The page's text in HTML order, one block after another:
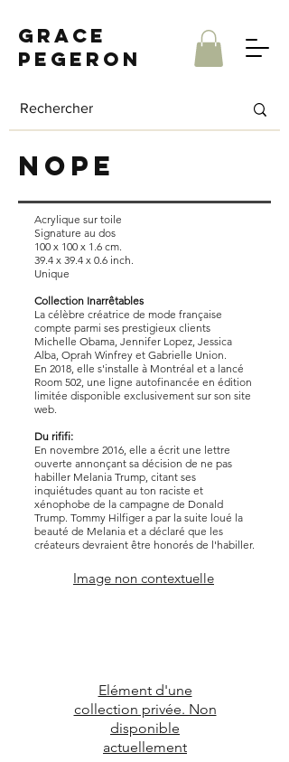
Grace
Pegeron
Nope
Acrylique sur toile
Signature au dos
100 x 100 x 1.6 cm.
39.4 x 39.4 x 0.6 inch.
Unique
Collection Inarrêtables
La célèbre créatrice de mode française
compte parmi ses prestigieux clients
Michelle Obama, Jennifer Lopez, Jessica
Alba, Oprah Winfrey et Gabrielle Union.
En 2018, elle s'installe à Montréal et a lancé
Room 502, une ligne autofinancée en édition
limitée disponible exclusivement sur son site
web.
Du rififi:
En novembre 2016, elle a écrit une lettre
ouverte annonçant sa décision de ne pas
habiller Melania Trump, citant ses
inquiétudes quant au ton raciste et
xénophobe de la campagne de Donald
Trump. Tommy Hilfiger a par la suite loué la
beauté de Melania et a déclaré que les
créateurs devraient être honorés de l'habiller.
Image non contextuelle
Elément d'une
collection privée. Non
disponible
actuellement